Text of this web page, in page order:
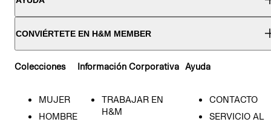
CONVIÉRTETE EN H&M MEMBER
Colecciones
MUJER
HOMBRE
Información Corporativa
TRABAJAR EN
H&M
Ayuda
CONTACTO
SERVICIO AL